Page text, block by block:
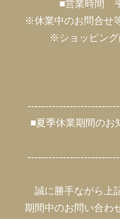
■営業時間
※休業中のお問合せ
※ショッピング
■夏季休業期間の
誠に勝手ながら上
期間中のお問い合わ